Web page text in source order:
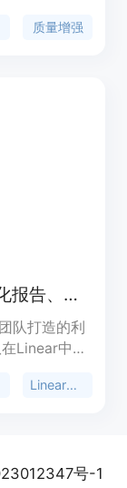
频和帧插
质量增强
Alignear为Linear团队提供自动化报告、工作流及客户端门户，提升利益相关者沟通效率。
队打造的利
Linear中的
在利益相关
分别适用于
Linear集成
号-1